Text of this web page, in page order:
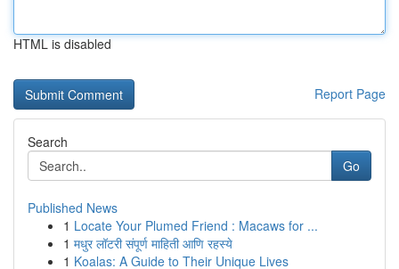
HTML is disabled
Report Page
Search
Go
Published News
1 Locate Your Plumed Friend : Macaws for ...
1 मधुर लॉटरी संपूर्ण माहिती आणि रहस्ये
1 Koalas: A Guide to Their Unique Lives